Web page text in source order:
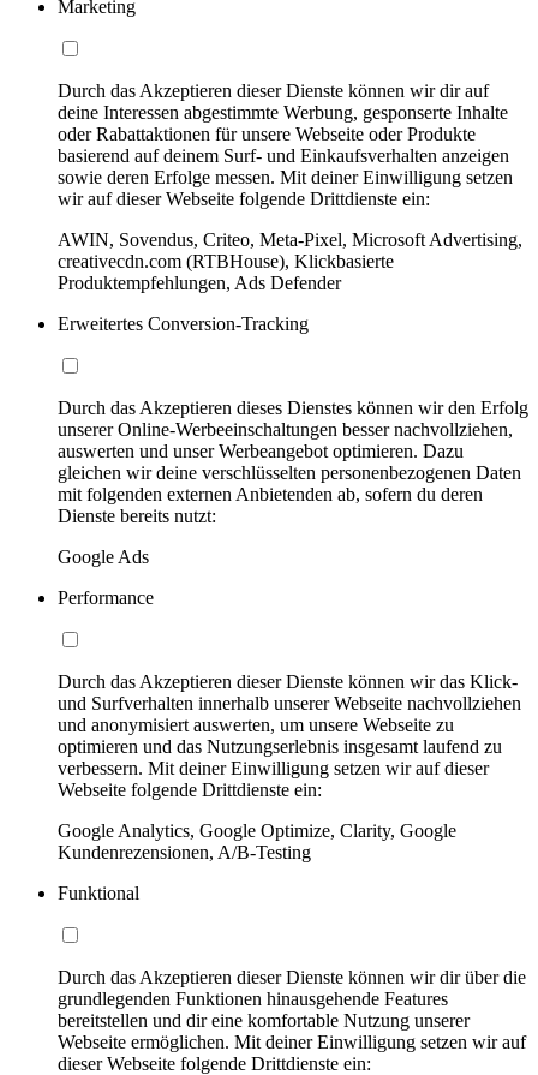
Marketing
Durch das Akzeptieren dieser Dienste können wir dir auf
deine Interessen abgestimmte Werbung, gesponserte Inhalte
oder Rabattaktionen für unsere Webseite oder Produkte
basierend auf deinem Surf- und Einkaufsverhalten anzeigen
sowie deren Erfolge messen. Mit deiner Einwilligung setzen
wir auf dieser Webseite folgende Drittdienste ein:
AWIN, Sovendus, Criteo, Meta-Pixel, Microsoft Advertising,
creativecdn.com (RTBHouse), Klickbasierte
Produktempfehlungen, Ads Defender
Erweitertes Conversion-Tracking
Durch das Akzeptieren dieses Dienstes können wir den Erfolg
unserer Online-Werbeeinschaltungen besser nachvollziehen,
auswerten und unser Werbeangebot optimieren. Dazu
gleichen wir deine verschlüsselten personenbezogenen Daten
mit folgenden externen Anbietenden ab, sofern du deren
Dienste bereits nutzt:
Google Ads
Performance
Durch das Akzeptieren dieser Dienste können wir das Klick-
und Surfverhalten innerhalb unserer Webseite nachvollziehen
und anonymisiert auswerten, um unsere Webseite zu
optimieren und das Nutzungserlebnis insgesamt laufend zu
verbessern. Mit deiner Einwilligung setzen wir auf dieser
Webseite folgende Drittdienste ein:
Google Analytics, Google Optimize, Clarity, Google
Kundenrezensionen, A/B-Testing
Funktional
Durch das Akzeptieren dieser Dienste können wir dir über die
grundlegenden Funktionen hinausgehende Features
bereitstellen und dir eine komfortable Nutzung unserer
Webseite ermöglichen. Mit deiner Einwilligung setzen wir auf
dieser Webseite folgende Drittdienste ein: